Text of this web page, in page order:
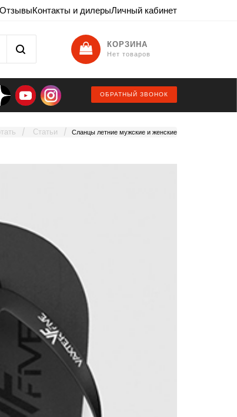
ОтзывыКонтакты и дилерыЛичный кабинет
КОРЗИНА
Нет товаров
ОБРАТНЫЙ ЗВОНОК
Статьи Сланцы летние мужские и женские